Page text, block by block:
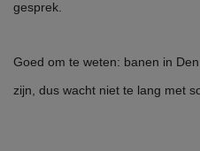
gesprek.
Goed om te weten: banen in
zijn, dus wacht niet te lang met